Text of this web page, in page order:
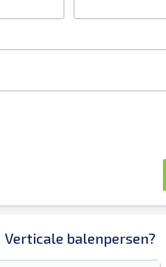
Verticale balenpersen?